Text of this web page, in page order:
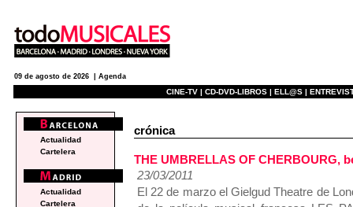
09 de agosto de 2026 | Agenda
CINE-TV | CD-DVD-LIBROS | ELL@S |
crónica
THE UMBRELLAS OF CHERBOURG,
23/03/2011
El 22 de marzo el Gielgud Theatre de
Actualidad
Cartelera
Actualidad
Cartelera